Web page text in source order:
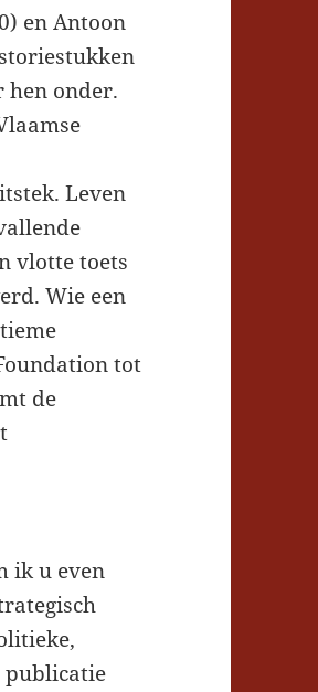
en Antoon
hen onder.
Leven
vlotte toets
Wie een
tot
de
ik u even
publicatie